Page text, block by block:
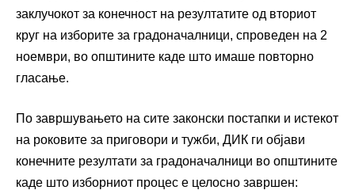
заклучокот за конечност на резултатите од вториот
круг на изборите за градоначалници, спроведен на 2
ноември, во општините каде што имаше повторно
гласање.
По завршувањето на сите законски постапки и истекот
на роковите за приговори и тужби, ДИК ги објави
конечните резултати за градоначалници во општините
каде што изборниот процес е целосно завршен: